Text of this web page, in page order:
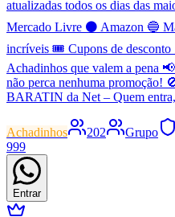
atualizadas todos os dias das
Mercado Livre ⚫ Amazon 🔵
incríveis 🎟️ Cupons de desconto
Achadinhos que valem a pena
não perca nenhuma promoção!
BARATIN da Net – Quem
Achadinhos 202 Grupo
999
Entrar